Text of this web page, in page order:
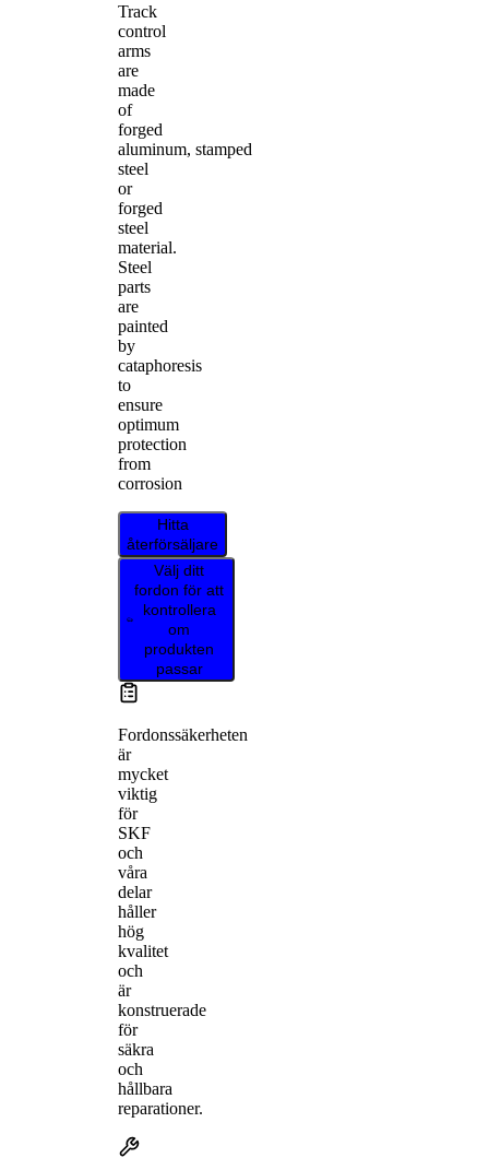
Track
control
arms
are
made
of
forged
aluminum, stamped
steel
or
forged
steel
material.
Steel
parts
are
painted
by
cataphoresis
to
ensure
optimum
protection
from
corrosion
Hitta
återförsäljare
Välj ditt
fordon för att
kontrollera
om
produkten
passar
Fordonssäkerheten
är
mycket
viktig
för
SKF
och
våra
delar
håller
hög
kvalitet
och
är
konstruerade
för
säkra
och
hållbara
reparationer.